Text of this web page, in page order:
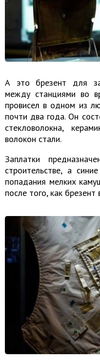
А это брезент для
между станциями во
провисел в одном из
почти два года. Он
стекловолокна,
волокон стали.
Заплатки
строительстве, а
попадания мелких
после того, как